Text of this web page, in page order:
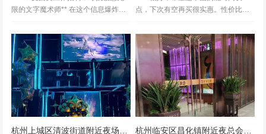
限的文字魔术师** 在这个信息爆炸的
更是创意与策略的巧妙结合。每一行
字句，都承载着品牌的灵魂，推动着
市场的脉搏。如果你热...
点，下次有空再买很实惠。性价比很
人，可以点78元的粤菜甜品小吃酒水
等\r位置真的很便利，位于国贸金光华
附近\r从金光华吃了...
杭州上城区清波街道附近夜场招聘商务接待,一个月工资多少 杭州临安区昌化镇附近夜总会招聘商务接待,跟领队还是直招